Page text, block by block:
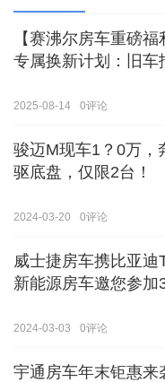
【赛沸尔房车重磅
专属换新计划：旧车
2025-08-14 0评论
骏迈M现车1？0万，
驱底盘，仅限2台！
2024-03-20 0评论
威士捷房车携比亚迪
新能源房车邀您参加
2024-03-03 0评论
宇通房车年末钜惠来